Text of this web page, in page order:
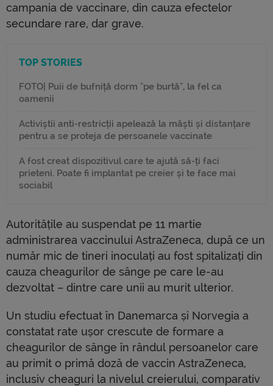
campania de vaccinare, din cauza efectelor
secundare rare, dar grave.
TOP STORIES
FOTO| Puii de bufniță dorm "pe burtă", la fel ca
oamenii
Activiștii anti-restricții apelează la măști și distanțare
pentru a se proteja de persoanele vaccinate
A fost creat dispozitivul care te ajută să-ți faci
prieteni. Poate fi implantat pe creier și te face mai
sociabil
Autoritățile au suspendat pe 11 martie
administrarea vaccinului AstraZeneca, după ce un
număr mic de tineri inoculați au fost spitalizați din
cauza cheagurilor de sânge pe care le-au
dezvoltat – dintre care unii au murit ulterior.
Un studiu efectuat în Danemarca și Norvegia a
constatat rate ușor crescute de formare a
cheagurilor de sânge în rândul persoanelor care
au primit o primă doză de vaccin AstraZeneca,
inclusiv cheaguri la nivelul creierului, comparativ